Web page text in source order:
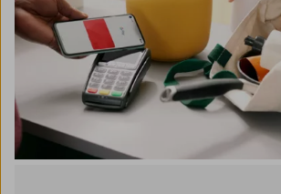
apparaît sur l’écran. C’est payé!
notification à chaque paiement.
3. Procédez à votre
le paiement.
4. C’est tout !Votre règlement est